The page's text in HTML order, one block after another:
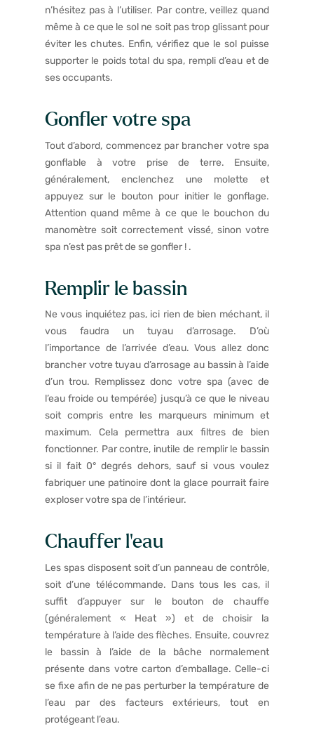
n’hésitez pas à l’utiliser. Par contre, veillez quand
même à ce que le sol ne soit pas trop glissant pour
éviter les chutes. Enfin, vérifiez que le sol puisse
supporter le poids total du spa, rempli d’eau et de
ses occupants.
Gonfler votre spa
Tout d’abord, commencez par brancher votre spa
gonflable à votre prise de terre. Ensuite,
généralement, enclenchez une molette et
appuyez sur le bouton pour initier le gonflage.
Attention quand même à ce que le bouchon du
manomètre soit correctement vissé, sinon votre
spa n’est pas prêt de se gonfler ! .
Remplir le bassin
Ne vous inquiétez pas, ici rien de bien méchant, il
vous faudra un tuyau d’arrosage. D’où
l’importance de l’arrivée d’eau. Vous allez donc
brancher votre tuyau d’arrosage au bassin à l’aide
d’un trou. Remplissez donc votre spa (avec de
l’eau froide ou tempérée) jusqu’à ce que le niveau
soit compris entre les marqueurs minimum et
maximum. Cela permettra aux filtres de bien
fonctionner. Par contre, inutile de remplir le bassin
si il fait 0° degrés dehors, sauf si vous voulez
fabriquer une patinoire dont la glace pourrait faire
exploser votre spa de l’intérieur.
Chauffer l’eau
Les spas disposent soit d’un panneau de contrôle,
soit d’une télécommande. Dans tous les cas, il
suffit d’appuyer sur le bouton de chauffe
(généralement « Heat ») et de choisir la
température à l’aide des flèches. Ensuite, couvrez
le bassin à l’aide de la bâche normalement
présente dans votre carton d’emballage. Celle-ci
se fixe afin de ne pas perturber la température de
l’eau par des facteurs extérieurs, tout en
protégeant l’eau.